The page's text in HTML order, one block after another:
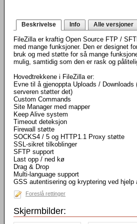
Beskrivelse Info Alle versjoner
FileZilla er kraftig Open Source FTP /
med mange funksjoner. Den er designet
bruk og med støtte for så mange
mulig, samtidig som den er rask og
Hovedtrekkene i FileZilla er:
Evne til å gjenoppta Uploads / Downloads
serveren støtter det)
Custom Commands
Site Manager med mapper
Keep Alive system
Timeout deteksjon
Firewall støtte
SOCKS4 / 5 og HTTP1.1 Proxy støtte
SSL-sikret tilkoblinger
SFTP support
Last opp / ned kø
Drag & Drop
Multi-language support
GSS autentisering og kryptering ved hjelp
Foreslå rettinger
Skjermbilder: